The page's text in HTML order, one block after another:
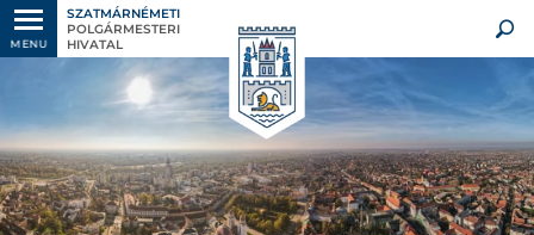
MENU
SZATMÁRNÉMETI
POLGÁRMESTERI
HIVATAL